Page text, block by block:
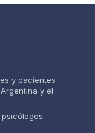
y pacientes
y el